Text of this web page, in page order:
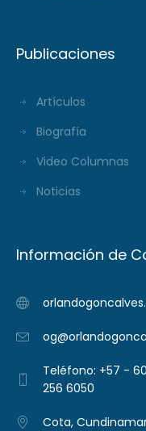
Publicaciones
Artículos
Biografía
Video Columnas
Noticias
Información de
Teléfono: +57 - 601 757 7276
256 6050
Cota,